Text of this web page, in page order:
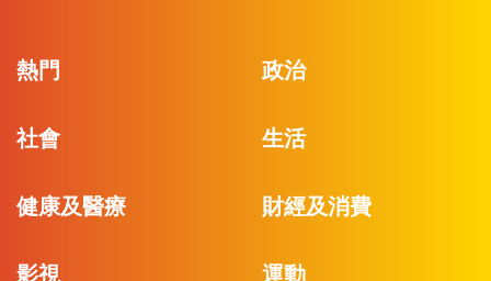
熱門 政治
社會 生活
健康及醫療 財經及消費
影視 運動